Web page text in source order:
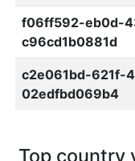
f06ff592-eb0d-
c96cd1b0881d
c2e061bd-621f-
02edfbd069b4
Top country